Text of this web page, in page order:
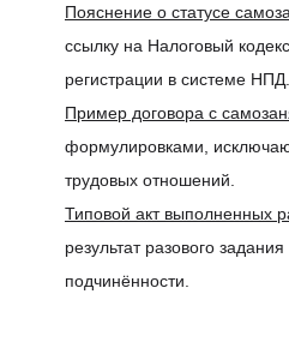
Пояснение о статусе
ссылку на Налоговый
регистрации в системе НПД.
Пример договора с
формулировками,
трудовых отношений.
Типовой акт выполненных
результат разового задания
подчинённости.